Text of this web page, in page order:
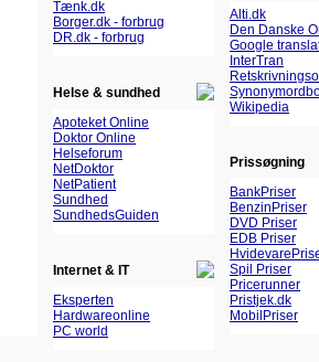
Tænk.dk
Borger.dk - forbrug
DR.dk - forbrug
Helse & sundhed
Apoteket Online
Doktor Online
Helseforum
NetDoktor
NetPatient
Sundhed
SundhedsGuiden
Internet & IT
Eksperten
Hardwareonline
PC world
Alti.dk
Den Danske
Google
InterTran
Wikipedia
Prissøgning
BankPriser
BenzinPriser
DVD Priser
EDB Priser
Spil Priser
Pricerunner
Pristjek.dk
MobilPriser